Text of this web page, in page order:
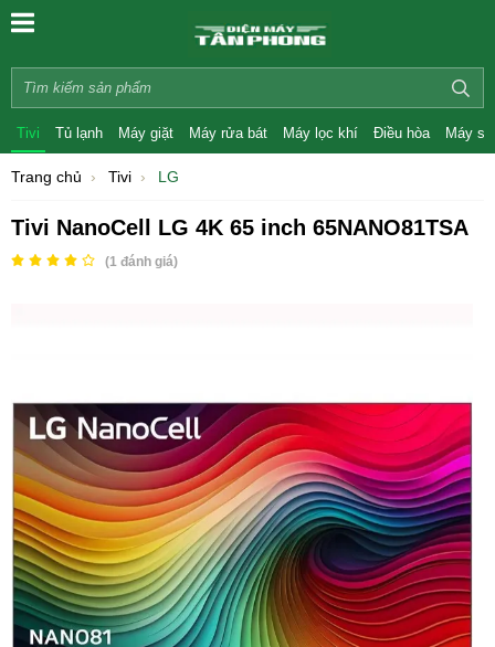
Tivi Tủ lạnh Máy giặt Máy rửa bát Máy lọc khí Điều hòa Máy
Trang chủ Tivi LG
Tivi NanoCell LG 4K 65 inch 65NANO81TSA
(1 đánh giá)